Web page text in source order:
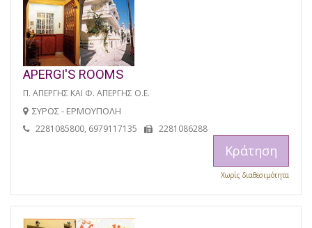
APERGI'S ROOMS
Π. ΑΠΕΡΓΗΣ ΚΑΙ Φ. ΑΠΕΡΓΗΣ Ο.Ε.
ΣΥΡΟΣ - ΕΡΜΟΥΠΟΛΗ
2281085800, 6979117135 2281086288
Κράτηση
Χωρίς διαθεσιμότητα